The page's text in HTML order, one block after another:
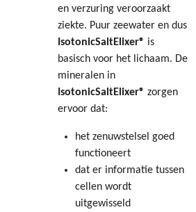
en verzuring veroorzaakt
ziekte. Puur zeewater en dus
IsotonicSaltElixer® is
basisch voor het lichaam. De
mineralen in
IsotonicSaltElixer® zorgen
ervoor dat:
het zenuwstelsel goed
functioneert
dat er informatie tussen
cellen wordt
uitgewisseld